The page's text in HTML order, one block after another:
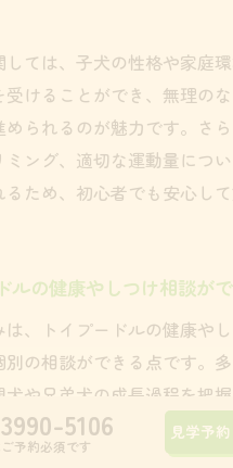
しては、子犬の性格や家庭
受けることができ、無理の
められるのが魅力です。さ
ミング、適切な運動量につ
るため、初心者でも安心し
ルの健康やしつけ相談が
、トイプードルの健康やし
の相談ができる点です。多
犬や兄弟犬の成長過程を把
や注意点を具体的に伝えて
ごとに異なる悩みにも的確
5106
予約必須です
見学予